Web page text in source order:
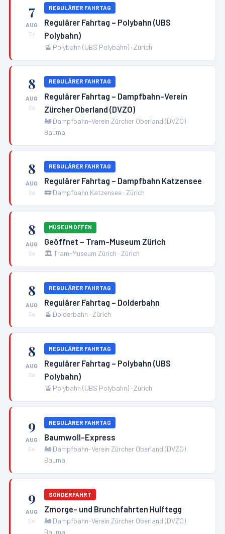
7
AUG
Fr
REGULÄRER FAHRTAG
Regulärer Fahrtag – Polybahn (UBS
Polybahn)
🚡 Polybahn (UBS Polybahn) ·Zürich
8
AUG
Sa
REGULÄRER FAHRTAG
Regulärer Fahrtag – Dampfbahn-Verein
Zürcher Oberland (DVZO)
🚂 Dampfbahn-Verein Zürcher Oberland (DVZO) ·
Bauma
8
AUG
Sa
REGULÄRER FAHRTAG
Regulärer Fahrtag – Dampfbahn Katzensee
🚃 Dampfbahn Katzensee ·Zürich
8
AUG
Sa
MUSEUM OFFEN
Geöffnet – Tram-Museum Zürich
🏛️ Tram-Museum Zürich ·Zürich
8
AUG
Sa
REGULÄRER FAHRTAG
Regulärer Fahrtag – Dolderbahn
🚡 Dolderbahn ·Zürich
8
AUG
Sa
REGULÄRER FAHRTAG
Regulärer Fahrtag – Polybahn (UBS
Polybahn)
🚡 Polybahn (UBS Polybahn) ·Zürich
9
AUG
So
REGULÄRER FAHRTAG
Baumwoll-Express
🚂 Dampfbahn-Verein Zürcher Oberland (DVZO) ·
Bauma
9
AUG
So
SONDERFAHRT
Zmorge- und Brunchfahrten Hulftegg
🚂 Dampfbahn-Verein Zürcher Oberland (DVZO) ·
Bauma